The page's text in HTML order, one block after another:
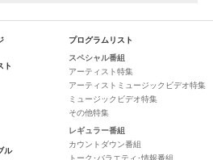
ト
ル
プログラムリスト
スペシャル番組
アーティスト特集
アーティストミュージックビデオ特集
ミュージックビデオ特集
その他特集
レギュラー番組
カウントダウン番組
トーク･バラエティ･情報番組